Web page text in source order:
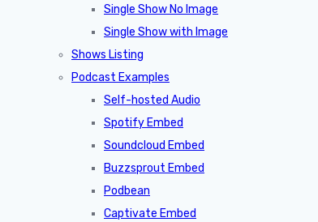
Single Show No Image
Single Show with Image
Shows Listing
Podcast Examples
Self-hosted Audio
Spotify Embed
Soundcloud Embed
Buzzsprout Embed
Podbean
Captivate Embed